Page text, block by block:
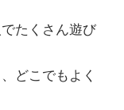
たくさん遊び
どこでもよく